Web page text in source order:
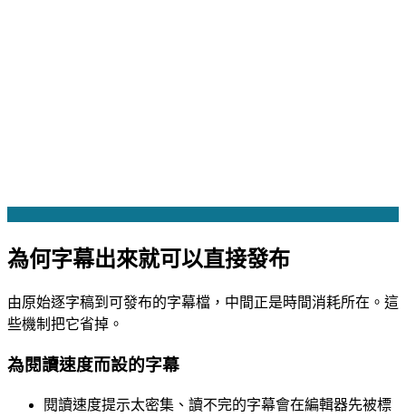
為何字幕出來就可以直接發布
由原始逐字稿到可發布的字幕檔，中間正是時間消耗所在。這
些機制把它省掉。
為閱讀速度而設的字幕
閱讀速度提示太密集、讀不完的字幕會在編輯器先被標